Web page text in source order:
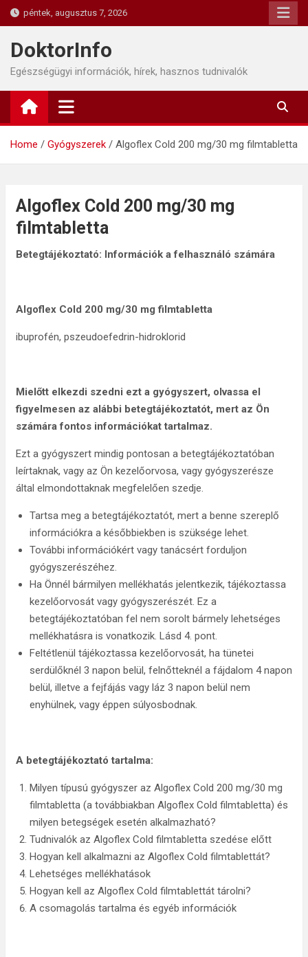
Skip
to
content
péntek, augusztus 7, 2026
DoktorInfo
Egészségügyi információk, hírek, hasznos tudnivalók
Home Gyógyszerek Algoflex Cold 200 mg/30 mg filmtabletta
Algoflex Cold 200 mg/30 mg
filmtabletta
Betegtájékoztató: Információk a felhasználó számára
Algoflex Cold 200 mg/30 mg filmtabletta
ibuprofén, pszeudoefedrin-hidroklorid
Mielőtt elkezdi szedni ezt a gyógyszert, olvassa el
figyelmesen az alábbi betegtájékoztatót, mert az Ön
számára fontos információkat tartalmaz.
Ezt a gyógyszert mindig pontosan a betegtájékoztatóban
leírtaknak, vagy az Ön kezelőorvosa, vagy gyógyszerésze
által elmondottaknak megfelelően szedje.
Tartsa meg a betegtájékoztatót, mert a benne szereplő
információkra a későbbiekben is szüksége lehet.
További információkért vagy tanácsért forduljon
gyógyszerészéhez.
Ha Önnél bármilyen mellékhatás jelentkezik, tájékoztassa
kezelőorvosát vagy gyógyszerészét. Ez a
betegtájékoztatóban fel nem sorolt bármely lehetséges
mellékhatásra is vonatkozik. Lásd 4. pont.
Feltétlenül tájékoztassa kezelőorvosát, ha tünetei
serdülőknél 3 napon belül, felnőtteknél a fájdalom 4 napon
belül, illetve a fejfájás vagy láz 3 napon belül nem
enyhülnek, vagy éppen súlyosbodnak.
A betegtájékoztató tartalma:
Milyen típusú gyógyszer az Algoflex Cold 200 mg/30 mg
filmtabletta (a továbbiakban Algoflex Cold filmtabletta) és
milyen betegségek esetén alkalmazható?
Tudnivalók az Algoflex Cold filmtabletta szedése előtt
Hogyan kell alkalmazni az Algoflex Cold filmtablettát?
Lehetséges mellékhatások
Hogyan kell az Algoflex Cold filmtablettát tárolni?
A csomagolás tartalma és egyéb információk